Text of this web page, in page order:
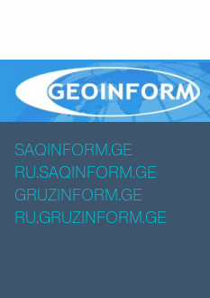
SAQINFORM.GE
RU.SAQINFORM.GE
GRUZINFORM.GE
RU.GRUZINFORM.GE